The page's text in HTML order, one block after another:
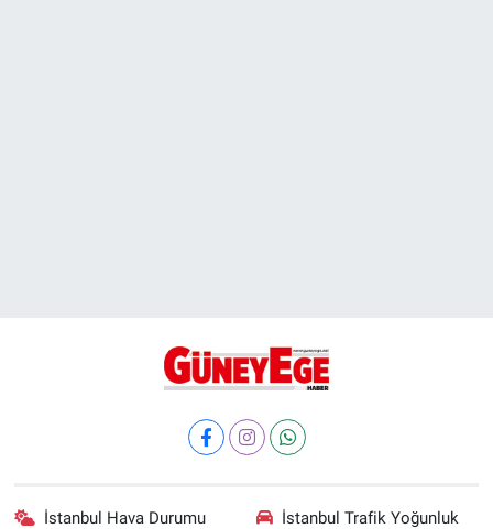
İstanbul Hava Durumu
İstanbul Trafik Yoğunluk